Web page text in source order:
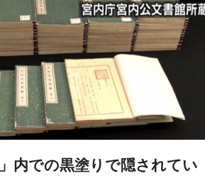
」内での黒塗りで隠されてい